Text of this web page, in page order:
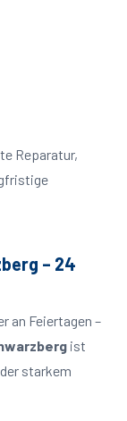
Reparatur,
– 24
an Feiertagen –
ist
starkem